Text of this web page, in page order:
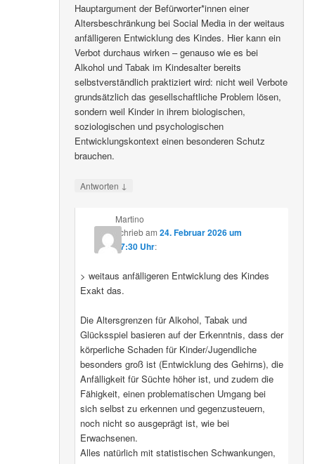
Hauptargument der Befürworter*innen einer
Altersbeschränkung bei Social Media in der weitaus
anfälligeren Entwicklung des Kindes. Hier kann ein
Verbot durchaus wirken – genauso wie es bei
Alkohol und Tabak im Kindesalter bereits
selbstverständlich praktiziert wird: nicht weil Verbote
grundsätzlich das gesellschaftliche Problem lösen,
sondern weil Kinder in ihrem biologischen,
soziologischen und psychologischen
Entwicklungskontext einen besonderen Schutz
brauchen.
Antworten ↓
Martino
schriebam 24. Februar 2026 um
07:30 Uhr:
> weitaus anfälligeren Entwicklung des Kindes
Exakt das.
Die Altersgrenzen für Alkohol, Tabak und
Glücksspiel basieren auf der Erkenntnis, dass der
körperliche Schaden für Kinder/Jugendliche
besonders groß ist (Entwicklung des Gehirns), die
Anfälligkeit für Süchte höher ist, und zudem die
Fähigkeit, einen problematischen Umgang bei
sich selbst zu erkennen und gegenzusteuern,
noch nicht so ausgeprägt ist, wie bei
Erwachsenen.
Alles natürlich mit statistischen Schwankungen,